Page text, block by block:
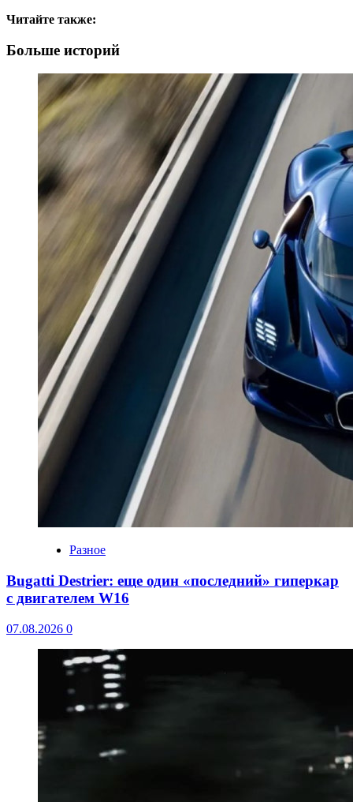
Читайте также:
Больше историй
Разное
Bugatti Destrier: еще один «последний» гиперкар
с двигателем W16
07.08.2026 0